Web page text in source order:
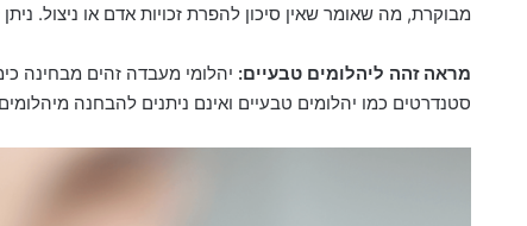
מבוקרת, מה שאומר שאין סיכון להפרת זכויות אדם או ניצול.
מראה זהה ליהלומים טבעיים: יהלומי מעבדה זהים מבחינה
סטנדרטים כמו יהלומים טבעיים ואינם ניתנים להבחנה